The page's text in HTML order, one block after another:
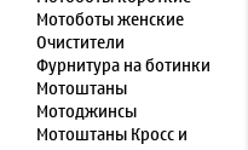
Мотоботы женские
Очистители
Фурнитура на ботинки
Мотоштаны
Мотоджинсы
Мотоштаны Кросс и